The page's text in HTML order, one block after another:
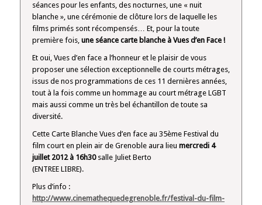
séances pour les enfants, des nocturnes, une « nuit
blanche », une cérémonie de clôture lors de laquelle les
films primés sont récompensés… Et, pour la toute
première fois, une séance carte blanche à Vues d’en Face !
Et oui, Vues d’en face a l’honneur et le plaisir de vous
proposer une sélection exceptionnelle de courts métrages,
issus de nos programmations de ces 11 dernières années,
tout à la fois comme un hommage au court métrage LGBT
mais aussi comme un très bel échantillon de toute sa
diversité.
Cette Carte Blanche Vues d’en face au 35ème Festival du
film court en plein air de Grenoble aura lieu mercredi 4
juillet 2012 à 16h30salle Juliet Berto
(ENTREE LIBRE).
Plus d’info :
http://www.cinemathequedegrenoble.fr/festival-du-film-